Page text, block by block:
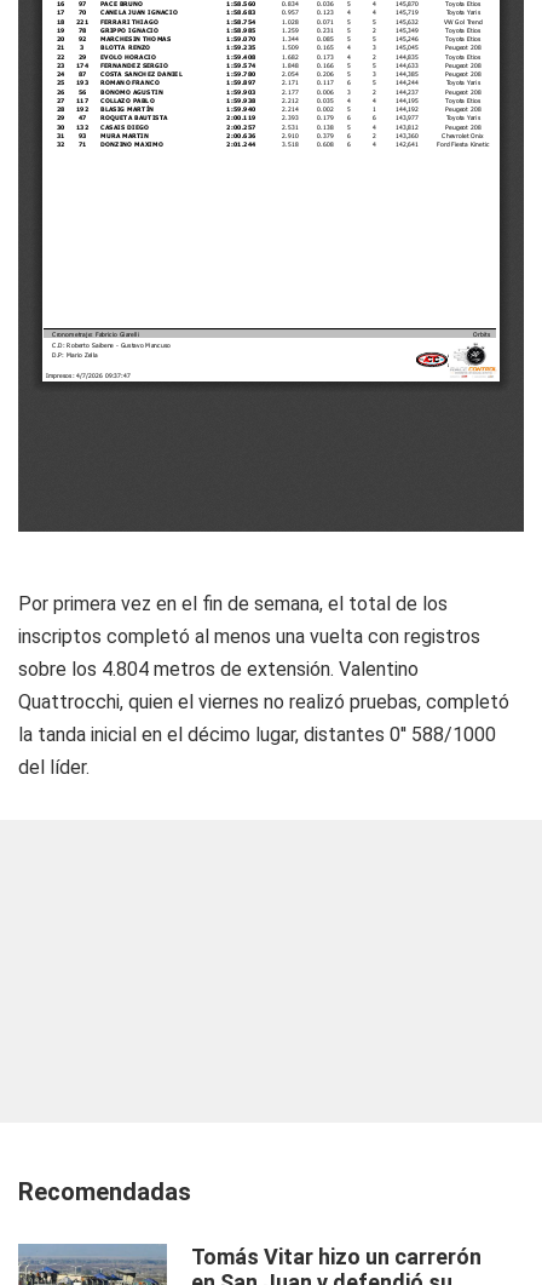
Por primera vez en el fin de semana, el total de los
inscriptos completó al menos una vuelta con registros
sobre los 4.804 metros de extensión. Valentino
Quattrocchi, quien el viernes no realizó pruebas, completó
la tanda inicial en el décimo lugar, distantes 0'' 588/1000
del líder.
Recomendadas
Tomás Vitar hizo un carrerón